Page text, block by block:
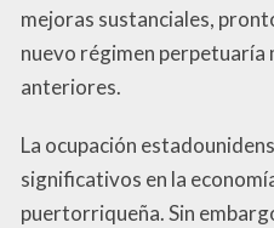
mejoras sustanciales,
nuevo régimen perpetuaría
anteriores.
La ocupación
significativos en la
puertorriqueña. Sin